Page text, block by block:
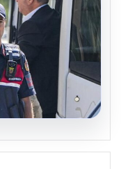
İlkay Çiçek